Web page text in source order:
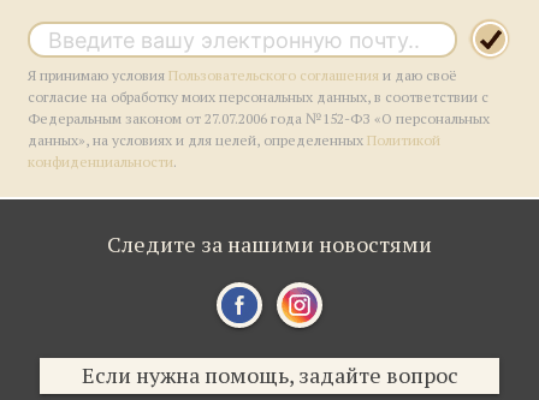
Я принимаю условияПользовательского соглашения и даю своё
согласие на обработку моих персональных данных, в соответствии с
Федеральным законом от 27.07.2006 года №152-ФЗ «О персональных
данных», на условиях и для целей, определенныхПолитикой
конфиденциальности.
Следите за нашими новостями
Если нужна помощь, задайте вопрос